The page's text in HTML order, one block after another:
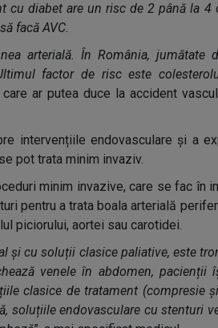
cu diabet are un risc de 2 până la 4
facă AVC.
arterială. În România, jumătate
factor de risc este
ar putea duce la accident
intervențiile endovasculare și a
pot trata minim invaziv.
minim invazive, care se fac în
pentru a trata boala arterială
piciorului, aortei sau carotidei.
și cu soluții clasice paliative, este
venele în abdomen, pacienții
clasice de tratament (compresie
soluțiile endovasculare cu stenturi